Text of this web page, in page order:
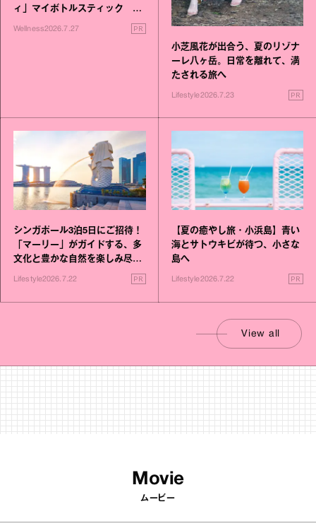
ィ」マイボトルスティック い
いこと毎日》シリーズが誕生
Wellness2026.7.27 PR
小芝風花が出合う、夏のリゾナ
ーレ八ヶ岳。日常を離れて、満
たされる旅へ
Lifestyle2026.7.23 PR
シンガポール3泊5日にご招待！
「マーリー」がガイドする、多
文化と豊かな自然を楽しみ尽く
Lifestyle2026.7.22 PR
【夏の癒やし旅・小浜島】青い
海とサトウキビが待つ、小さな
島へ
Lifestyle2026.7.22 PR
View all
Movie
ムービー